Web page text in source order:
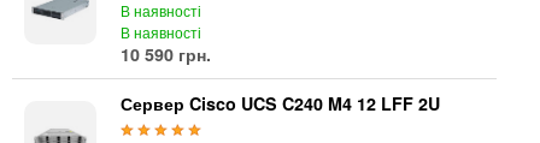
В наявності
В наявності
10 590 грн.
Сервер Cisco UCS C240 M4 12 LFF 2U